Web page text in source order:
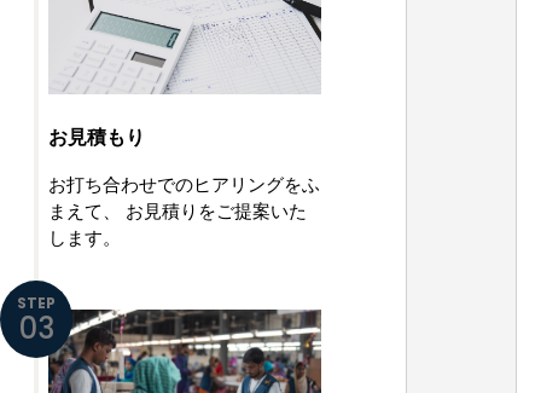
お見積もり
お打ち合わせでのヒアリングをふ
まえて、
お見積りをご提案いた
します。
STEP
03